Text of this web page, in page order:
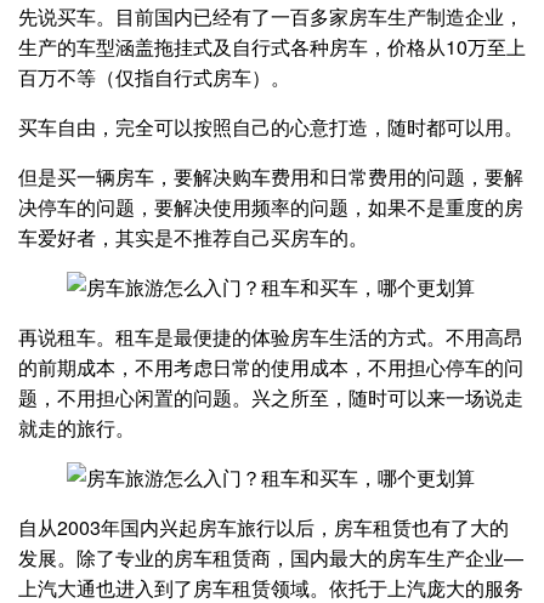
先说买车。目前国内已经有了一百多家房车生产制造企业，
生产的车型涵盖拖挂式及自行式各种房车，价格从10万至上
百万不等（仅指自行式房车）。
买车自由，完全可以按照自己的心意打造，随时都可以用。
但是买一辆房车，要解决购车费用和日常费用的问题，要解
决停车的问题，要解决使用频率的问题，如果不是重度的房
车爱好者，其实是不推荐自己买房车的。
再说租车。租车是最便捷的体验房车生活的方式。不用高昂
的前期成本，不用考虑日常的使用成本，不用担心停车的问
题，不用担心闲置的问题。兴之所至，随时可以来一场说走
就走的旅行。
自从2003年国内兴起房车旅行以后，房车租赁也有了大的
发展。除了专业的房车租赁商，国内最大的房车生产企业—
上汽大通也进入到了房车租赁领域。依托于上汽庞大的服务